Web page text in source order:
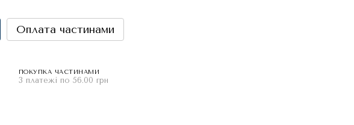
Оплата частинами
ПОКУПКА ЧАСТИНАМИ
3 платежі по 56.00 грн